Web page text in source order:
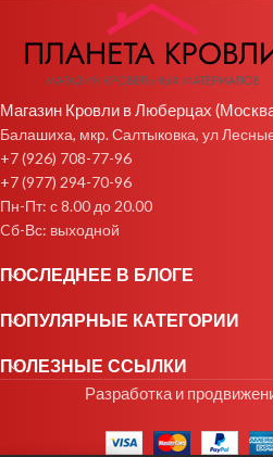
Магазин Кровли в Люберцах
Балашиха, мкр. Салтыковка, ул
+7 (926) 708-77-96
+7 (977) 294-70-96
Пн-Пт: с 8.00 до 20.00
Cб-Вс: выходной
ПОСЛЕДНЕЕ В БЛОГЕ
ПОПУЛЯРНЫЕ КАТЕГОРИИ
ПОЛЕЗНЫЕ ССЫЛКИ
Разработка и